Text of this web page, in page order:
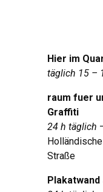
Hier im
täglich 15 –
raum fuer
Graffiti
24 h täglich
Straße